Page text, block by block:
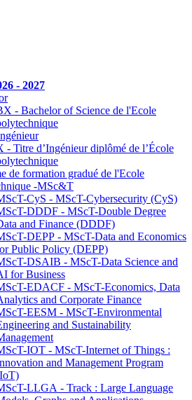
- 2027
- Bachelor of Science de l'Ecole
- Titre d’Ingénieur diplômé de l’École
de formation gradué de l'Ecole
-MSc&T
CyS - MScT-Cybersecurity (CyS)
DDDF - MScT-Double Degree
and Finance (DDDF)
DEPP - MScT-Data and Economics
Public Policy (DEPP)
DSAIB - MScT-Data Science and
for Business
EDACF - MScT-Economics, Data
and Corporate Finance
EESM - MScT-Environmental
and Sustainability
IOT - MScT-Internet of Things :
and Management Program
LLGA - Track : Large Language